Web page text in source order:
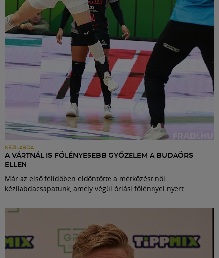
KÉZILABDA
A VÁRTNÁL IS FÖLÉNYESEBB GYŐZELEM A BUDAÖRS
ELLEN
Már az első félidőben eldöntötte a mérkőzést női
kézilabdacsapatunk, amely végül óriási fölénnyel nyert.